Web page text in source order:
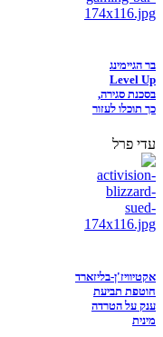
בר הגיימינג
Level Up
בסכנת סגירה,
כך תוכלו לעזור
עדי פרל
אקטיוויז'ן-בליזארד
חוטפת תביעת
ענק על הטרדה
מינית